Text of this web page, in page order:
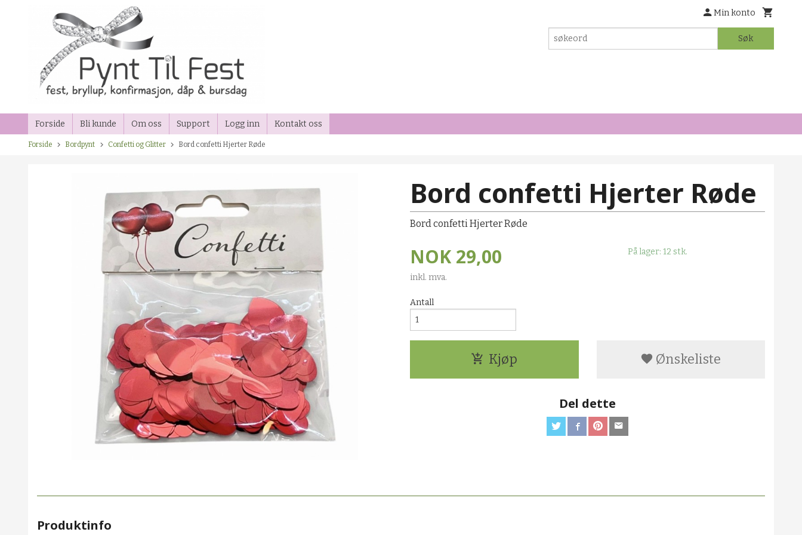
Min konto
Søk
Forside Bli kunde Om oss Support Logg inn Kontakt oss
Forside Bordpynt Confetti og Glitter Bord confetti Hjerter Røde
Bord confetti Hjerter Røde
Bord confetti Hjerter Røde
NOK 29,00
inkl. mva.
På lager: 12 stk.
Antall
Kjøp Ønskeliste
Del dette
Produktinfo